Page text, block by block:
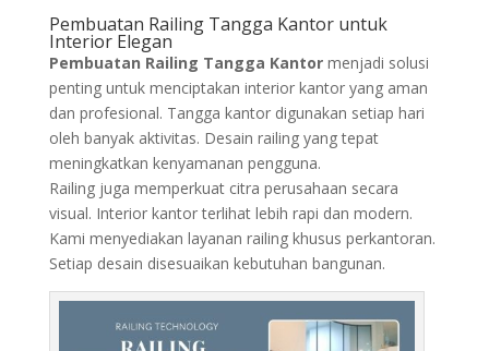
Pembuatan Railing Tangga Kantor untuk
Interior Elegan
Pembuatan Railing Tangga Kantormenjadi solusi
penting untuk menciptakan interior kantor yang aman
dan profesional. Tangga kantor digunakan setiap hari
oleh banyak aktivitas. Desain railing yang tepat
meningkatkan kenyamanan pengguna.
Railing juga memperkuat citra perusahaan secara
visual. Interior kantor terlihat lebih rapi dan modern.
Kami menyediakan layanan railing khusus perkantoran.
Setiap desain disesuaikan kebutuhan bangunan.